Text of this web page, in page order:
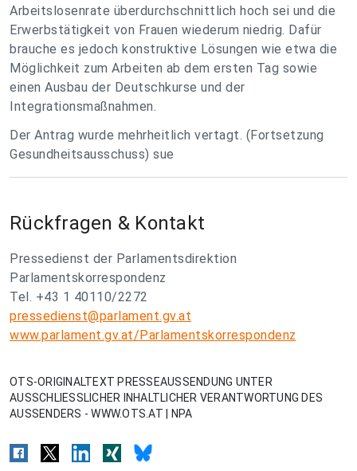
Arbeitslosenrate überdurchschnittlich hoch sei und die
Erwerbstätigkeit von Frauen wiederum niedrig. Dafür
brauche es jedoch konstruktive Lösungen wie etwa die
Möglichkeit zum Arbeiten ab dem ersten Tag sowie
einen Ausbau der Deutschkurse und der
Integrationsmaßnahmen.
Der Antrag wurde mehrheitlich vertagt. (Fortsetzung
Gesundheitsausschuss) sue
Rückfragen & Kontakt
Pressedienst der Parlamentsdirektion
Parlamentskorrespondenz
Tel. +43 1 40110/2272
pressedienst@parlament.gv.at
www.parlament.gv.at/Parlamentskorrespondenz
OTS-ORIGINALTEXT PRESSEAUSSENDUNG UNTER
AUSSCHLIESSLICHER INHALTLICHER VERANTWORTUNG DES
AUSSENDERS - WWW.OTS.AT | NPA